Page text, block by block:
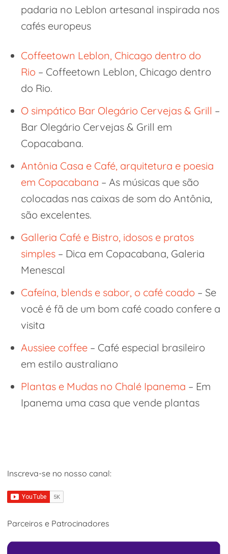
padaria no Leblon artesanal inspirada nos
cafés europeus
Coffeetown Leblon, Chicago dentro do
Rio – Coffeetown Leblon, Chicago dentro
do Rio.
O simpático Bar Olegário Cervejas & Grill –
Bar Olegário Cervejas & Grill em
Copacabana.
Antônia Casa e Café, arquitetura e poesia
em Copacabana – As músicas que são
colocadas nas caixas de som do Antônia,
são excelentes.
Galleria Café e Bistro, idosos e pratos
simples – Dica em Copacabana, Galeria
Menescal
Cafeína, blends e sabor, o café coado – Se
você é fã de um bom café coado confere a
visita
Aussiee coffee – Café especial brasileiro
em estilo australiano
Plantas e Mudas no Chalé Ipanema – Em
Ipanema uma casa que vende plantas
Inscreva-se no nosso canal:
Parceiros e Patrocinadores